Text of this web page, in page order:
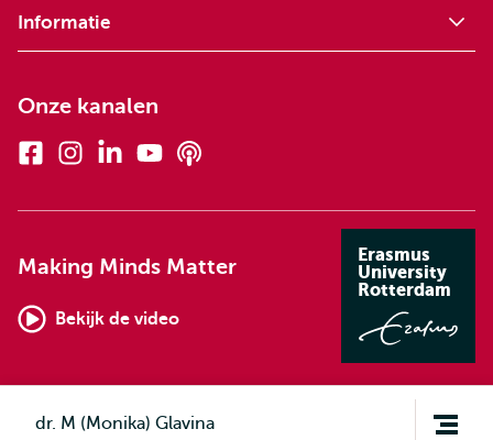
Open
dr. M (Monika) Glavina
Informatie
Onze kanalen
FacebookInstagramLinkedinYoutube
Making Minds Matter
Bekijk de video
Erasmus
University
Rotterdam